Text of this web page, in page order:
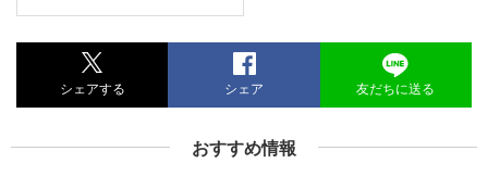
シェアする シェア 友だちに送る
おすすめ情報